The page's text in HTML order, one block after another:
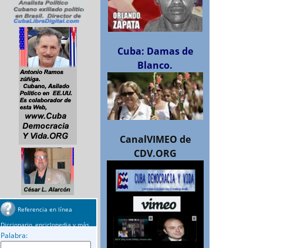
Referencia en línea
Diccionario, enciclopedia y más
Palabra:
Cuba: Damas de
Blanco.
CanalVIMEO de
CDV.ORG